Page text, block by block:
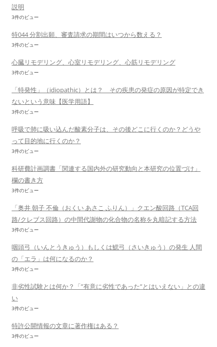
説明
3件のビュー
特044 分割出願、審査請求の期間はいつから数える？
3件のビュー
心臓リモデリング、心室リモデリング、心筋リモデリング
3件のビュー
「特発性」（idiopathic）とは？ その疾患の発症の原因が特定でき
ないという意味【医学用語】
3件のビュー
呼吸で肺に吸い込んだ酸素分子は、その後どこに行くのか？どうや
って目的地に行くのか？
3件のビュー
科研費計画調書「関連する国内外の研究動向と本研究の位置づけ」
欄の書き方
3件のビュー
「奥井 朝子 不倫（おくい あさこ ふりん）」クエン酸回路（TCA回
路/クレブス回路）の中間代謝物の化合物の名称を丸暗記する方法
3件のビュー
咽頭弓（いんとうきゅう）もしくは鰓弓（さいきゅう）の発生 人間
の「エラ」は何になるのか？
3件のビュー
非劣性試験とは何か？「”有意に劣性であった”とはいえない」との違
い
3件のビュー
特許公開情報の文章に著作権はある？
3件のビュー